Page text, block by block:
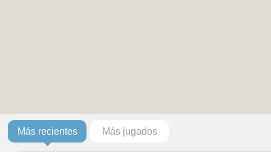
Más recientes Más jugados